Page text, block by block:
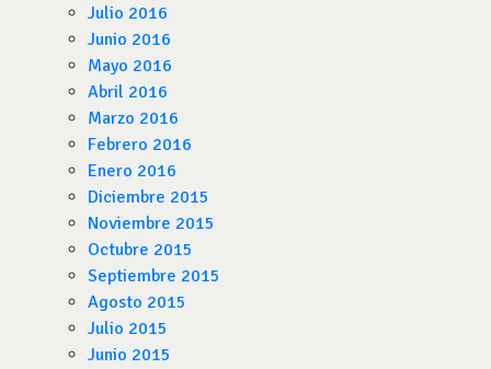
Julio 2016
Junio 2016
Mayo 2016
Abril 2016
Marzo 2016
Febrero 2016
Enero 2016
Diciembre 2015
Noviembre 2015
Octubre 2015
Septiembre 2015
Agosto 2015
Julio 2015
Junio 2015